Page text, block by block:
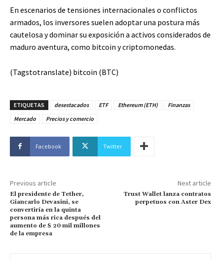
En escenarios de tensiones internacionales o conflictos
armados, los inversores suelen adoptar una postura más
cautelosa y dominar su exposición a activos considerados de
maduro aventura, como bitcoin y criptomonedas.
(Tagstotranslate) bitcoin (BTC)
ETIQUETAS desestacados ETF Ethereum (ETH)
Finanzas
Mercado
Precios y comercio
Facebook Twitter
Previous article
El presidente de Tether,
Giancarlo Devasini, se
convertiría en la quinta
persona más rica después del
aumento de $ 20 mil millones
de la empresa
Next article
Trust Wallet lanza contratos
perpetuos con Aster Dex